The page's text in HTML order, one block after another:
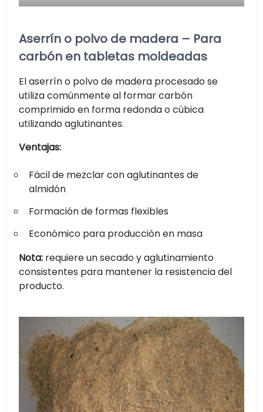
Aserrín o polvo de madera – Para
carbón en tabletas moldeadas
El aserrín o polvo de madera procesado se
utiliza comúnmente al formar carbón
comprimido en forma redonda o cúbica
utilizando aglutinantes.
Ventajas:
Fácil de mezclar con aglutinantes de
almidón
Formación de formas flexibles
Económico para producción en masa
Nota: requiere un secado y aglutinamiento
consistentes para mantener la resistencia del
producto.